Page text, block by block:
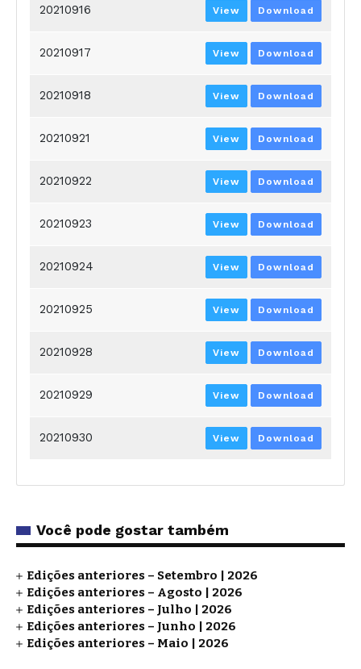
20210916 View Download
20210917 View Download
20210918 View Download
20210921 View Download
20210922 View Download
20210923 View Download
20210924 View Download
20210925 View Download
20210928 View Download
20210929 View Download
20210930 View Download
Você pode gostar também
Edições anteriores – Setembro | 2026
Edições anteriores – Agosto | 2026
Edições anteriores – Julho | 2026
Edições anteriores – Junho | 2026
Edições anteriores – Maio | 2026